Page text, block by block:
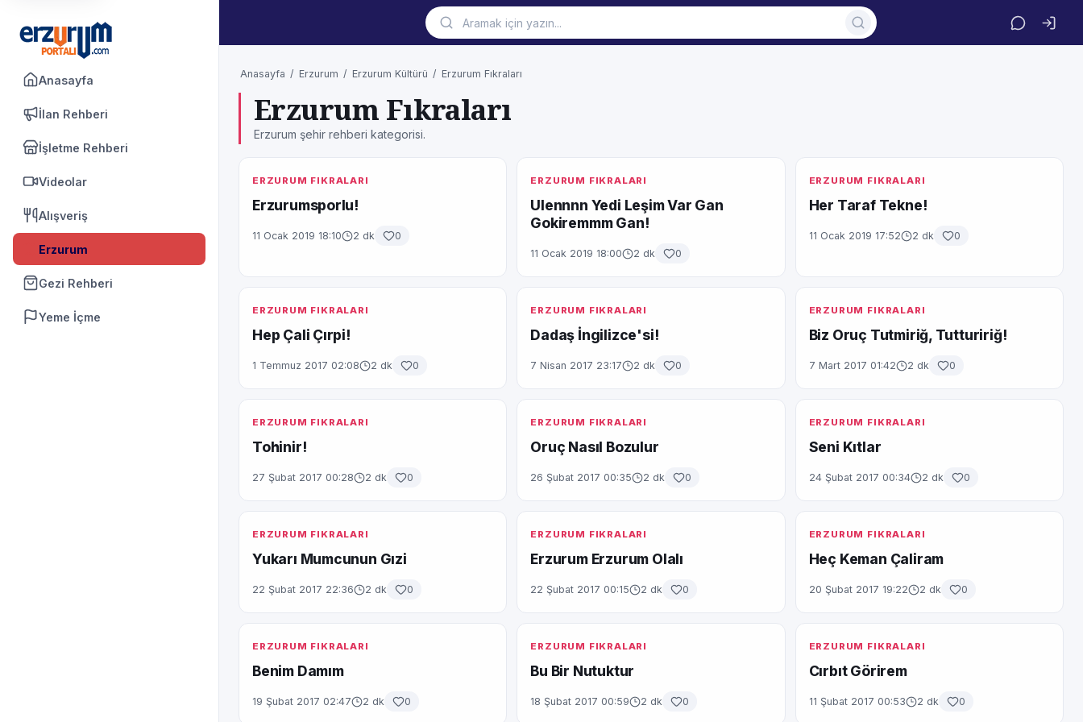
Anasayfa
İlan Rehberi
İşletme Rehberi
Videolar
Alışveriş
Erzurum
Gezi Rehberi
Yeme İçme
Anasayfa / Erzurum / Erzurum Kültürü / Erzurum Fıkraları
Erzurum Fıkraları
Erzurum şehir rehberi kategorisi.
ERZURUM FIKRALARI
Erzurumsporlu!
11 Ocak 2019 18:10 2 dk 0
ERZURUM FIKRALARI
Ulennnn Yedi Leşim Var Gan
Gokiremmm Gan!
11 Ocak 2019 18:00 2 dk 0
ERZURUM FIKRALARI
Her Taraf Tekne!
11 Ocak 2019 17:52 2 dk 0
ERZURUM FIKRALARI
Hep Çali Çırpi!
1 Temmuz 2017 02:08 2 dk 0
ERZURUM FIKRALARI
Dadaş İngilizce'si!
7 Nisan 2017 23:17 2 dk 0
ERZURUM FIKRALARI
Biz Oruç Tutmiriğ, Tuttuririğ!
7 Mart 2017 01:42 2 dk 0
ERZURUM FIKRALARI
Tohinir!
27 Şubat 2017 00:28 2 dk 0
ERZURUM FIKRALARI
Oruç Nasıl Bozulur
26 Şubat 2017 00:35 2 dk 0
ERZURUM FIKRALARI
Seni Kıtlar
24 Şubat 2017 00:34 2 dk 0
ERZURUM FIKRALARI
Yukarı Mumcunun Gızi
22 Şubat 2017 22:36 2 dk 0
ERZURUM FIKRALARI
Erzurum Erzurum Olalı
22 Şubat 2017 00:15 2 dk 0
ERZURUM FIKRALARI
Heç Keman Çaliram
20 Şubat 2017 19:22 2 dk 0
ERZURUM FIKRALARI
Benim Damım
19 Şubat 2017 02:47 2 dk 0
ERZURUM FIKRALARI
Bu Bir Nutuktur
18 Şubat 2017 00:59 2 dk 0
ERZURUM FIKRALARI
Cırbıt Görirem
11 Şubat 2017 00:53 2 dk 0